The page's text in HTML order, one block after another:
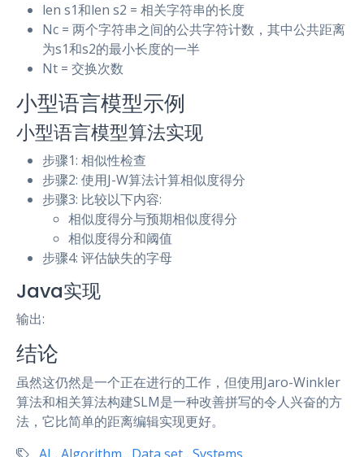
len s1和len s2 = 相关字符串的长度
Nc = 两个字符串之间的公共字符计数，其中公共距离
为s1和s2的最小长度的一半
Nt = 交换次数
小型语言模型示例
小型语言模型算法实现
步骤1: 相似性检查
步骤2: 使用J-W算法计算相似度得分
步骤3: 比较以下内容:
相似度得分与预期相似度得分
相似度得分和阈值
步骤4: 评估缺失的字母
Java实现
输出:
结论
虽然这仍然是一个正在进行的工作，但使用Jaro-Winkler
算法和相关算法构建SLM是一种改善拼写的令人兴奋的方
法，它比简单的距离编辑实现更好。